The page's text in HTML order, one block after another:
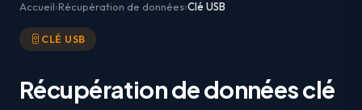
Accueil Récupération de données Clé USB
CLÉ USB
Récupération de données clé